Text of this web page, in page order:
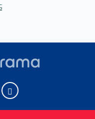
sur Facebook
sur X
Boursorama sur